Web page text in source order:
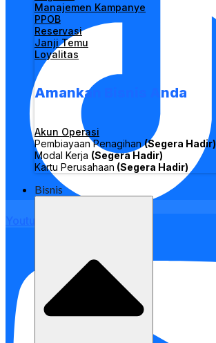
Manajemen Kampanye
PPOB
Reservasi
Janji Temu
Loyalitas
Amankan Bisnis Anda
Akun Operasi
Pembiayaan Penagihan(Segera Hadir)
Modal Kerja (Segera Hadir)
Kartu Perusahaan (Segera Hadir)
Bisnis